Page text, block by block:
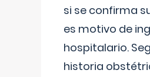
si se confirma
es motivo de
hospitalario.
historia